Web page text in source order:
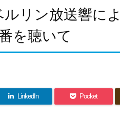
リン放送響に
を聴いて
LinkedIn Pocket